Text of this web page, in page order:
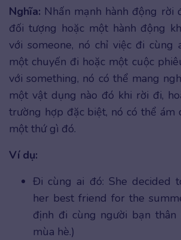
Nghĩa: Nhấn mạnh hành động rời
đối tượng hoặc một hành động
với someone, nó chỉ việc đi cùng
một chuyến đi hoặc một cuộc
với something, nó có thể mang
một vật dụng nào đó khi rời đi,
trường hợp đặc biệt, nó có thể ám
một thứ gì đó.
Ví dụ:
Đi cùng ai đó: She decided
her best friend for the
định đi cùng người bạn
mùa hè.)